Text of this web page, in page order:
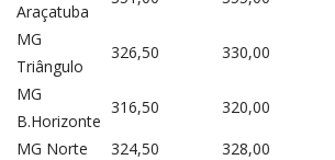
Araçatuba
MG
Triângulo
326,50 330,00
MG
B.Horizonte
316,50 320,00
MG Norte
324,50 328,00